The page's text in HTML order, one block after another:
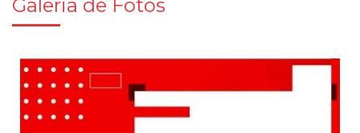
Galeria de Fotos